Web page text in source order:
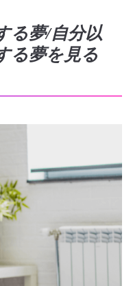
る夢/自分以
る夢を見る